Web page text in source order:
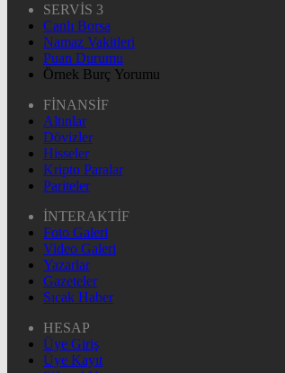
SERVİS 3
Canlı Borsa
Namaz Vakitleri
Puan Durumu
Örnek Burç Yorumu
FİNANSİF
Altınlar
Dövizler
Hisseler
Kripto Paralar
Pariteler
İNTERAKTİF
Foto Galeri
Video Galeri
Yazarlar
Gazeteler
Sıcak Haber
HESAP
Üye Giriş
Üye Kayıt